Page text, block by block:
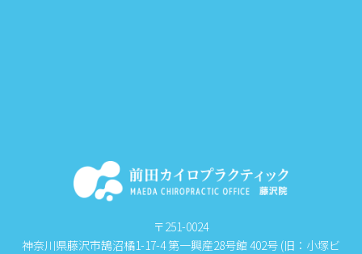
〒251-0024
神奈川県藤沢市鵠沼橘1-17-4 第一興産28号館 402号 (旧：小塚ビ